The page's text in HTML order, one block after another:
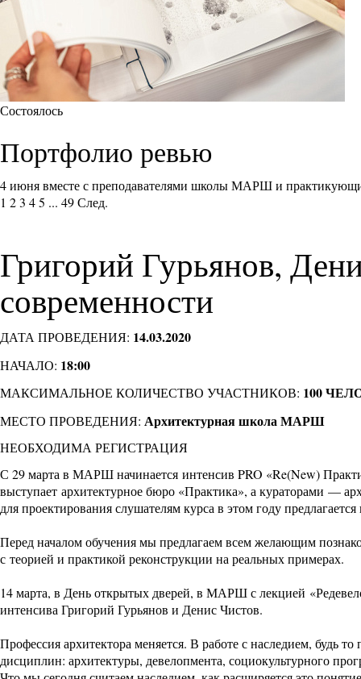
Состоялось
Портфолио ревью
4 июня вместе с преподавателями школы МАРШ и
1 23 45 ... 49След.
Григорий Гурьянов,
современности
ДАТА ПРОВЕДЕНИЯ: 14.03.2020
НАЧАЛО: 18:00
МАКСИМАЛЬНОЕ КОЛИЧЕСТВО УЧАСТНИКОВ: 100
МЕСТО ПРОВЕДЕНИЯ: Архитектурная школа МАРШ
НЕОБХОДИМА РЕГИСТРАЦИЯ
С 29 марта в МАРШ начинается интенсив PRO «Re(New)
выступает архитектурное бюро «Практика», а кураторами —
для проектирования слушателям курса в этом году
Перед началом обучения мы предлагаем всем желающим
с теорией и практикой реконструкции на реальных примерах.
14 марта, в День открытых дверей, в МАРШ с лекцией
интенсива Григорий Гурьянов и Денис Чистов.
Профессия архитектора меняется. В работе с наследием, будь
дисциплин: архитектуры, девелопмента, социокультурного